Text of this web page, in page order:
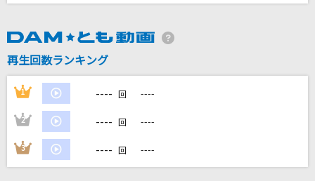
カラオケをもっと楽しもう！
家族や友達と一緒に！練習にも！
再生回数ランキング
1 ---- 回 ----
2 ---- 回 ----
3 ---- 回 ----